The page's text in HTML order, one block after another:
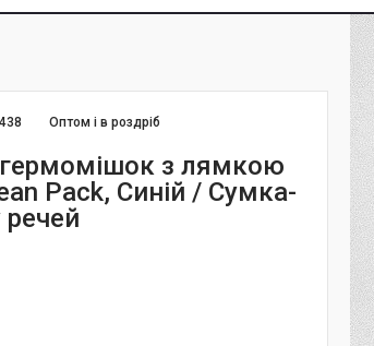
Оптом і в роздріб
з лямкою
Pack, Синій / Сумка-